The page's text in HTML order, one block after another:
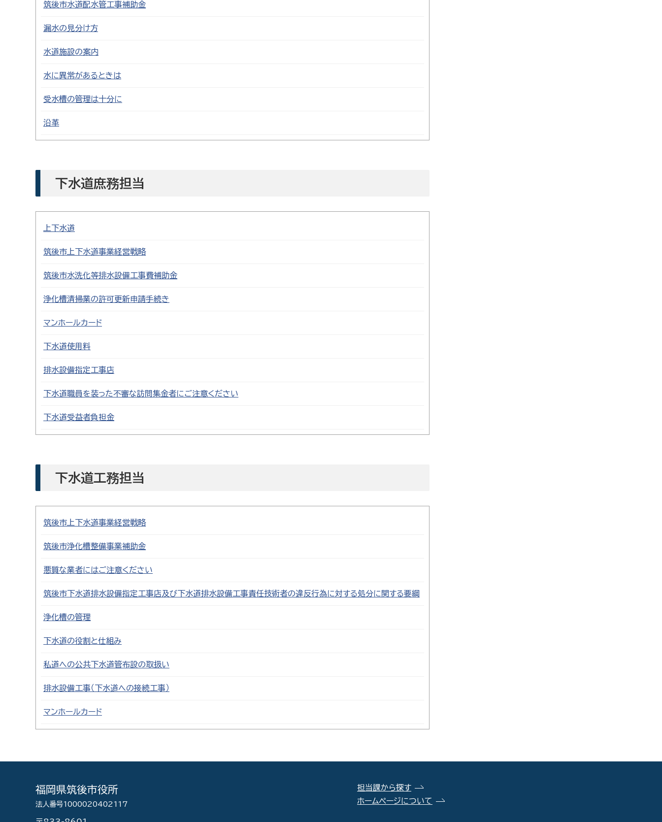
筑後市水道配水管工事補助金
漏水の見分け方
水道施設の案内
水に異常があるときは
受水槽の管理は十分に
沿革
下水道庶務担当
上下水道
筑後市上下水道事業経営戦略
筑後市水洗化等排水設備工事費補助金
浄化槽清掃業の許可更新申請手続き
マンホールカード
下水道使用料
排水設備指定工事店
下水道職員を装った不審な訪問集金者にご注意ください
下水道受益者負担金
下水道工務担当
筑後市上下水道事業経営戦略
筑後市浄化槽整備事業補助金
悪質な業者にはご注意ください
筑後市下水道排水設備指定工事店及び下水道排水設備工事責任技術者の違反行為に対する処分に関する要綱
浄化槽の管理
下水道の役割と仕組み
私道への公共下水道管布設の取扱い
排水設備工事（下水道への接続工事）
マンホールカード
福岡県筑後市役所
法人番号1000020402117
担当課から探す
ホームページについて